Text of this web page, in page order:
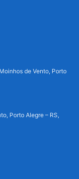
de Vento, Porto
Porto Alegre – RS,